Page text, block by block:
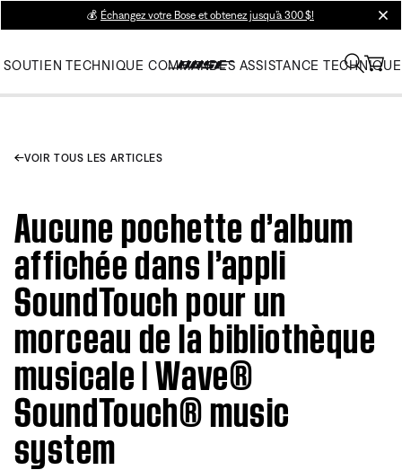
💰 Échangez votre Bose et obtenez jusqu’à 300 $!
SOUTIEN TECHNIQUE COMMANDES ASSISTANCE TECHNIQUE
VOIR TOUS LES ARTICLES
Aucune pochette d’album
affichée dans l’appli
SoundTouch pour un
morceau de la bibliothèque
musicale | Wave®
SoundTouch® music
system